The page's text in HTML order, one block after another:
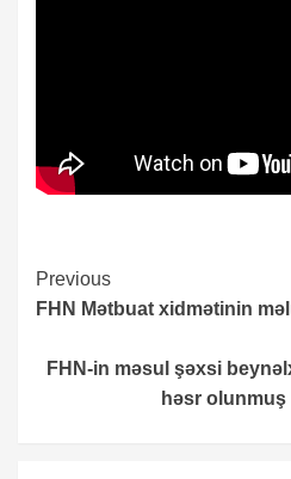
Continue
Reading
Previous
FHN Mətbuat xidmətinin
FHN-in məsul şəxsi
həsr